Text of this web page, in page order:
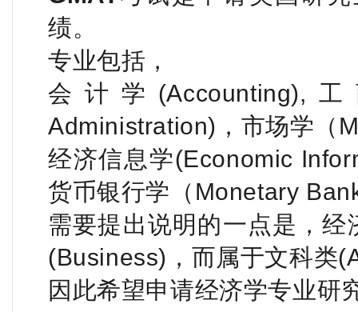
绩。
专业包括，
会计学(Accounting),
Administration)，市场学（
经济信息学(Economic
货币银行学（Monetary
需要提出说明的一点是，
(Business)，而属于文科类
因此希望申请经济学专业研